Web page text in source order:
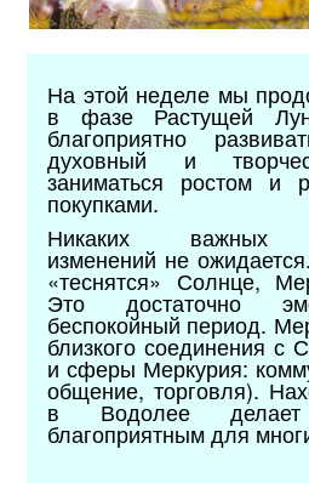
На этой неделе мы
в фазе Растущей
благоприятно
духовный и
заниматься ростом и
покупками.
Никаких важных
изменений не
«теснятся» Солнце,
Это достаточно
беспокойный период.
близкого соединения с
и сферы Меркурия:
общение, торговля).
в Водолее
благоприятным для